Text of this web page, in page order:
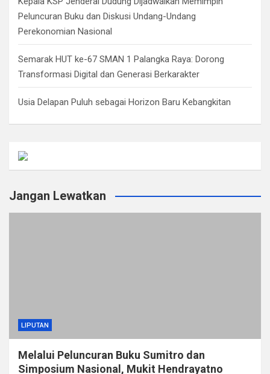
Peluncuran Buku dan Diskusi Undang-Undang
Perekonomian Nasional
Semarak HUT ke-67 SMAN 1 Palangka Raya: Dorong
Transformasi Digital dan Generasi Berkarakter
Usia Delapan Puluh sebagai Horizon Baru Kebangkitan
Jangan Lewatkan
LIPUTAN
Melalui Peluncuran Buku Sumitro dan
Simposium Nasional, Mukit Hendrayatno